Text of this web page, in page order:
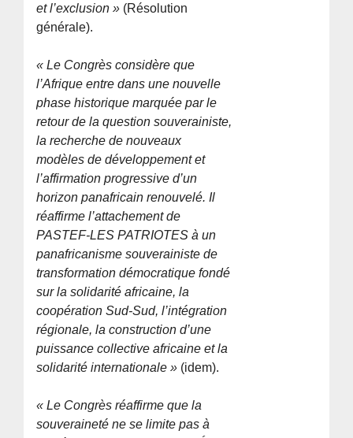
et l’exclusion » (Résolution
générale).
« Le Congrès considère que
l’Afrique entre dans une nouvelle
phase historique marquée par le
retour de la question souverainiste,
la recherche de nouveaux
modèles de développement et
l’affirmation progressive d’un
horizon panafricain renouvelé. Il
réaffirme l’attachement de
PASTEF-LES PATRIOTES à un
panafricanisme souverainiste de
transformation démocratique fondé
sur la solidarité africaine, la
coopération Sud-Sud, l’intégration
régionale, la construction d’une
puissance collective africaine et la
solidarité internationale » (idem).
« Le Congrès réaffirme que la
souveraineté ne se limite pas à